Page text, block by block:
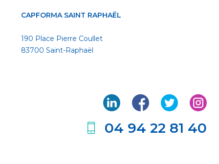
CAPFORMA SAINT RAPHAËL
190 Place Pierre Coullet
83700 Saint-Raphaël
04 94 22 81 40